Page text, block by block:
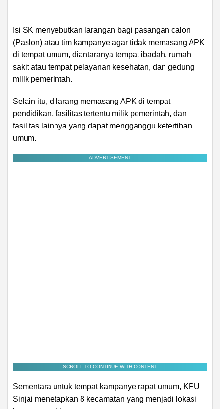
Isi SK menyebutkan larangan bagi pasangan calon
(Paslon) atau tim kampanye agar tidak memasang APK
di tempat umum, diantaranya tempat ibadah, rumah
sakit atau tempat pelayanan kesehatan, dan gedung
milik pemerintah.
Selain itu, dilarang memasang APK di tempat
pendidikan, fasilitas tertentu milik pemerintah, dan
fasilitas lainnya yang dapat mengganggu ketertiban
umum.
ADVERTISEMENT
SCROLL TO CONTINUE WITH CONTENT
Sementara untuk tempat kampanye rapat umum, KPU
Sinjai menetapkan 8 kecamatan yang menjadi lokasi